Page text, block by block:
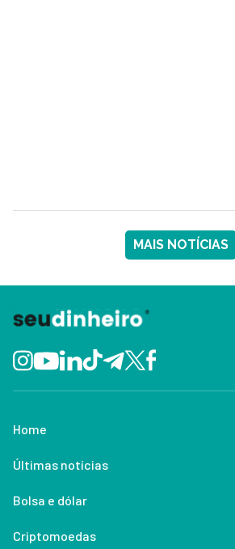
MAIS NOTÍCIAS
Home
Últimas notícias
Bolsa e dólar
Criptomoedas